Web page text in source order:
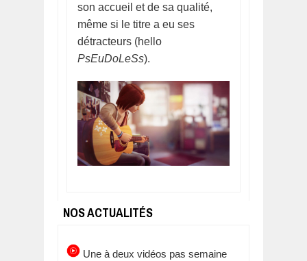
son accueil et de sa qualité,
même si le titre a eu ses
détracteurs (hello
PsEuDoLeSs).
NOS ACTUALITÉS
Une à deux vidéos pas semaine